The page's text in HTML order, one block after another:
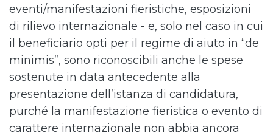
eventi/manifestazioni fieristiche, esposizioni
di rilievo internazionale - e, solo nel caso in cui
il beneficiario opti per il regime di aiuto in “de
minimis”, sono riconoscibili anche le spese
sostenute in data antecedente alla
presentazione dell’istanza di candidatura,
purché la manifestazione fieristica o evento di
carattere internazionale non abbia ancora